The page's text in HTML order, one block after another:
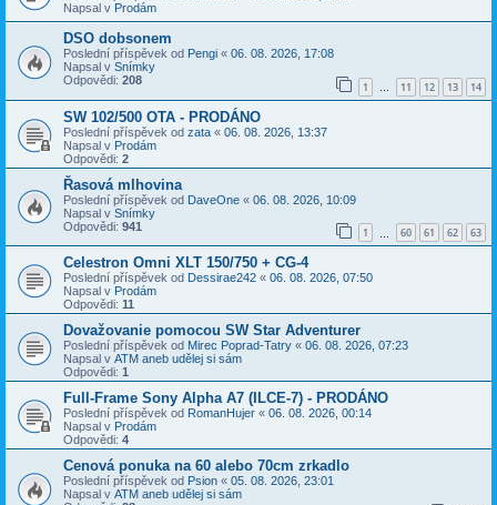
Napsal v Prodám
DSO dobsonem
Poslední příspěvek od Pengi « 06. 08. 2026, 17:08
Napsal v Snímky
Odpovědi: 208 1 … 11 12 13 14
SW 102/500 OTA - PRODÁNO
Poslední příspěvek od zata « 06. 08. 2026, 13:37
Napsal v Prodám
Odpovědi: 2
Řasová mlhovina
Poslední příspěvek od DaveOne « 06. 08. 2026, 10:09
Napsal v Snímky
Odpovědi: 941 1 60 61 62 63
Celestron Omni XLT 150/750 + CG-4
Poslední příspěvek od Dessirae242 « 06. 08. 2026, 07:50
Napsal v Prodám
Odpovědi: 11
Dovažovanie pomocou SW Star Adventurer
Poslední příspěvek od Mirec Poprad-Tatry « 06. 08. 2026, 07:23
Napsal v ATM aneb udělej si sám
Odpovědi: 1
Full-Frame Sony Alpha A7 (ILCE-7) - PRODÁNO
Poslední příspěvek od RomanHujer « 06. 08. 2026, 00:14
Napsal v Prodám
Odpovědi: 4
Cenová ponuka na 60 alebo 70cm zrkadlo
Poslední příspěvek od Psion « 05. 08. 2026, 23:01
Napsal v ATM aneb udělej si sám